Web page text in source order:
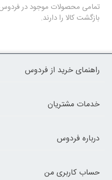
بازگشت کالا را دارند.
راهنمای خرید از فردوس
خدمات مشتریان
درباره فردوس
حساب کاربری من